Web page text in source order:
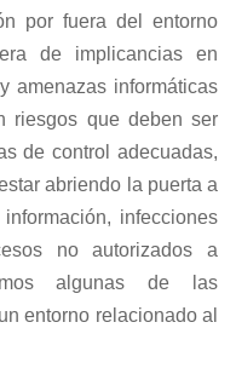
por fuera del entorno
de implicancias en
amenazas informáticas
riesgos que deben ser
de control adecuadas,
abriendo la puerta a
infecciones
no autorizados a
algunas de las
entorno relacionado al